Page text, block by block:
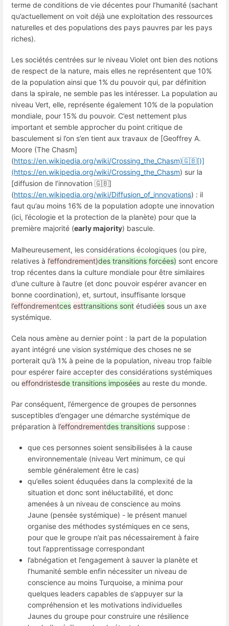
terme de conditions de vie décentes pour l’humanité (sachant
qu’actuellement on voit déjà une exploitation des ressources
naturelles et des populations des pays pauvres par les pays
riches).
Les sociétés centrées sur le niveau Violet ont bien des notions
de respect de la nature, mais elles ne représentent que 10%
de la population ainsi que 1% du pouvoir qui, par définition
dans la spirale, ne semble pas les intéresser. La population au
niveau Vert, elle, représente également 10% de la population
mondiale, pour 15% du pouvoir. C’est nettement plus
important et semble approcher du point critique de
basculement si l’on s’en tient aux travaux de [Geoffrey A.
Moore (The Chasm]
(https://en.wikipedia.org/wiki/Crossing_the_Chasm)🇬🇧[)]
(https://en.wikipedia.org/wiki/Crossing_the_Chasm) sur la
[diffusion de l’innovation 🇬🇧]
(https://en.wikipedia.org/wiki/Diffusion_of_innovations) : il
faut qu’au moins 16% de la population adopte une innovation
(ici, l’écologie et la protection de la planète) pour que la
première majorité (early majority) bascule.
Malheureusement, les considérations écologiques (ou pire,
relatives à l’effondrement)des transitions forcées) sont encore
trop récentes dans la culture mondiale pour être similaires
d’une culture à l’autre (et donc pouvoir espérer avancer en
bonne coordination), et, surtout, insuffisante lorsque
l’effondrementces esttransitions sont étudiées sous un axe
systémique.
Cela nous amène au dernier point : la part de la population
ayant intégré une vision systémique des choses ne se
porterait qu’à 1% à peine de la population, niveau trop faible
pour espérer faire accepter des considérations systémiques
ou effondristesde transitions imposées au reste du monde.
Par conséquent, l’émergence de groupes de personnes
susceptibles d’engager une démarche systémique de
préparation à l’effondrementdes transitions suppose :
que ces personnes soient sensibilisées à la cause
environnementale (niveau Vert minimum, ce qui
semble généralement être le cas)
qu’elles soient éduquées dans la complexité de la
situation et donc sont inéluctabilité, et donc
amenées à un niveau de conscience au moins
Jaune (pensée systémique) - le présent manuel
organise des méthodes systémiques en ce sens,
pour que le groupe n’ait pas nécessairement à faire
tout l’apprentissage correspondant
l’abnégation et l’engagement à sauver la planète et
l’humanité semble enfin nécessiter un niveau de
conscience au moins Turquoise, a minima pour
quelques leaders capables de s’appuyer sur la
compréhension et les motivations individuelles
Jaunes du groupe pour construire une résilience